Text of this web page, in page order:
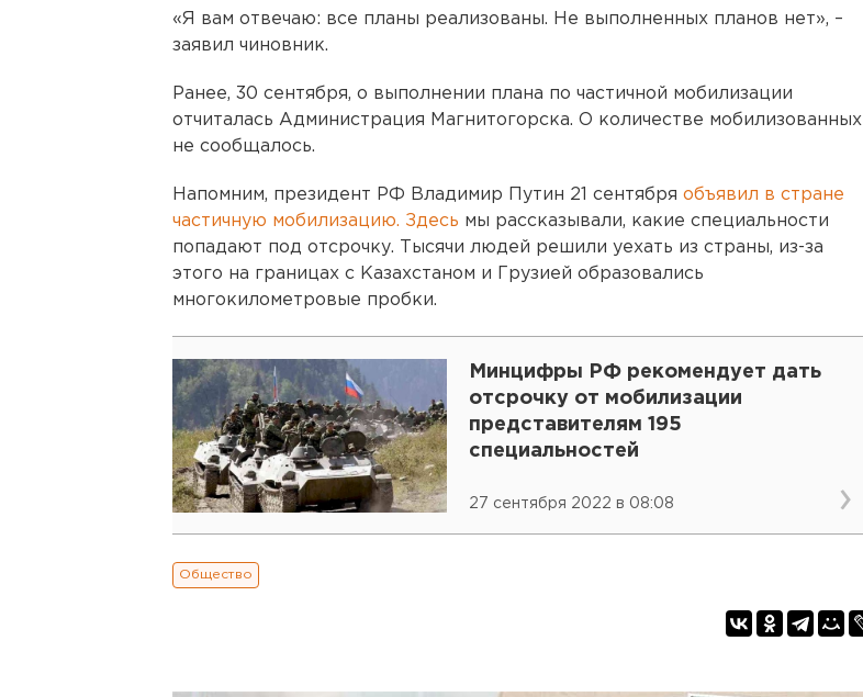
«Я вам отвечаю: все планы реализованы. Не выполненных планов нет», –
заявил чиновник.
Ранее, 30 сентября, о выполнении плана по частичной мобилизации
отчиталась Администрация Магнитогорска. О количестве мобилизованных
не сообщалось.
Напомним, президент РФ Владимир Путин 21 сентября объявил в стране
частичную мобилизацию. Здесь мы рассказывали, какие специальности
попадают под отсрочку. Тысячи людей решили уехать из страны, из-за
этого на границах с Казахстаном и Грузией образовались
многокилометровые пробки.
Минцифры РФ рекомендует дать
отсрочку от мобилизации
представителям 195
специальностей
27 сентября 2022 в 08:08
Общество